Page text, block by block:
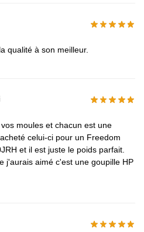
qualité à son meilleur.
moules et chacun est une
celui-ci pour un Freedom
et il est juste le poids parfait.
j'aurais aimé c'est une goupille HP